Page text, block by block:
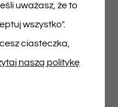
– 100zł
uważasz, że to
wszystko".
ciasteczka,
naszą politykę